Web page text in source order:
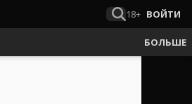
18+ ВОЙТИ
БОЛЬШЕ